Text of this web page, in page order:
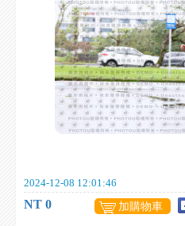
2024-12-08 12:01:46
NT 0 加購物車